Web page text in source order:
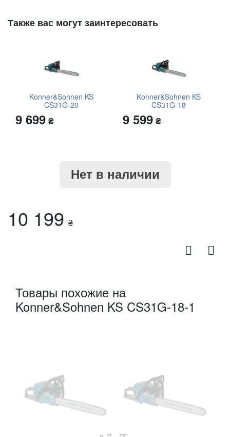
Также вас могут заинтересовать
Konner&Sohnen KS
CS31G-20
9 699₴
Konner&Sohnen KS
CS31G-18
9 599₴
Нет в наличии
10 199₴
Товары похожие на
Konner&Sohnen KS CS31G-18-1